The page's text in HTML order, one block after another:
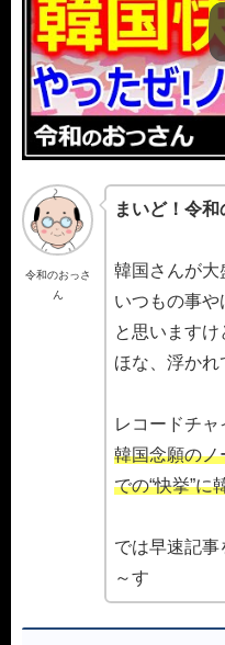
令和のおっさ
ん
まいど！令和
韓国さんが大
いつもの事や
と思いますけ
ほな、浮かれ
レコードチャ
韓国念願のノ
での“快挙”に
では早速記事
～す